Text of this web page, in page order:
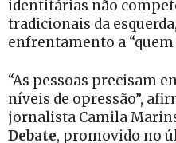
identitárias não
tradicionais da
enfrentamento a “quem
“As pessoas precisam
níveis de opressão”,
jornalista Camila
Debate, promovido no